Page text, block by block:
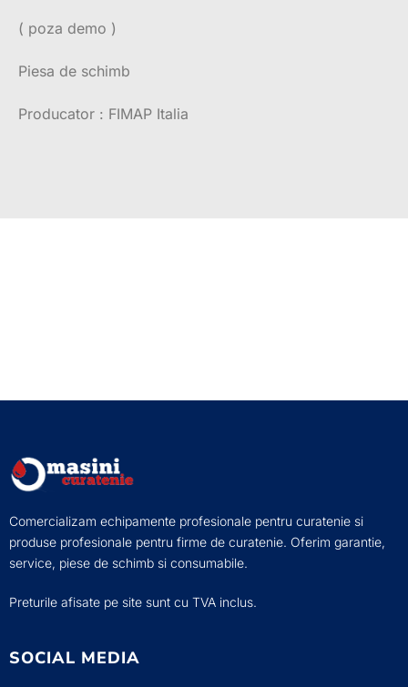
( poza demo )
Piesa de schimb
Producator : FIMAP Italia
Comercializam echipamente profesionale pentru curatenie si
produse profesionale pentru firme de curatenie. Oferim garantie,
service, piese de schimb si consumabile.
Preturile afisate pe site sunt cu TVA inclus.
SOCIAL MEDIA